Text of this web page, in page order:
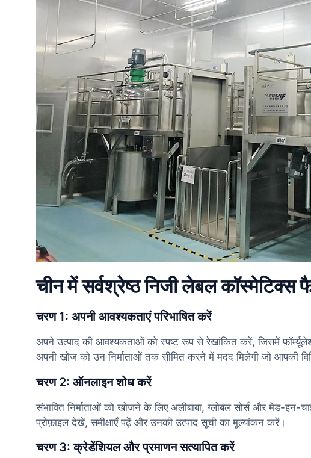
चीन में सर्वश्रेष्ठ निजी लेबल
चरण 1: अपनी आवश्यकताएं परिभाषित करें
अपने उत्पाद की आवश्यकताओं को स्पष्ट रूप से रेखांकित करें, जिसमें
अपनी खोज को उन निर्माताओं तक सीमित करने में मदद मिलेगी जो आपकी
चरण 2: ऑनलाइन शोध करें
संभावित निर्माताओं को खोजने के लिए अलीबाबा, ग्लोबल सोर्स और मेड-
प्रोफ़ाइल देखें, समीक्षाएँ पढ़ें और उनकी उत्पाद सूची का मूल्यांकन करें।
चरण 3: क्रेडेंशियल और प्रमाणन सत्यापित करें